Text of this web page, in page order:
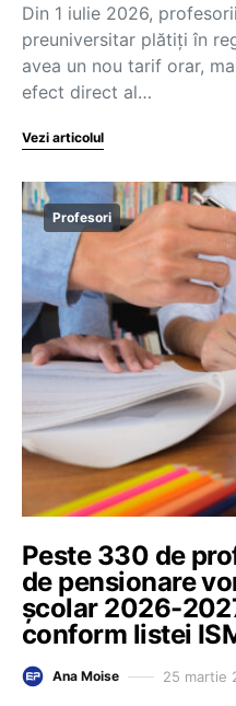
Din 1 iulie 2026,
preuniversitar plătiți în
avea un nou tarif orar,
efect direct al…
Vezi articolul
Profesori
Peste 330 de
de pensionare
școlar 2026-
conform listei
Ana Moise 25 martie